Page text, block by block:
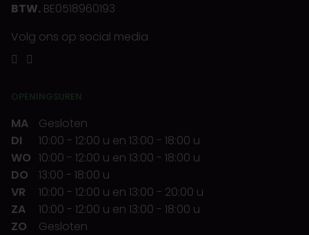
BTW. BE0518960193
Volg ons op social media
OPENINGSUREN
MA
Gesloten
DI
10:00 - 12:00 u en 13:00 - 18:00 u
WO 10:00 - 12:00 u en 13:00 - 18:00 u
DO
13:00 - 18:00 u
VR
10:00 - 12:00 u en 13:00 - 20:00 u
ZA
10:00 - 12:00 u en 13:00 - 18:00 u
ZO
Gesloten